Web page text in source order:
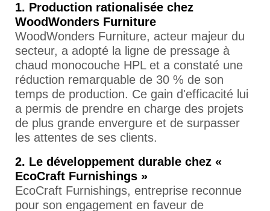
1. Production rationalisée chez
WoodWonders Furniture
WoodWonders Furniture, acteur majeur du
secteur, a adopté la ligne de pressage à
chaud monocouche HPL et a constaté une
réduction remarquable de 30 % de son
temps de production. Ce gain d'efficacité lui
a permis de prendre en charge des projets
de plus grande envergure et de surpasser
les attentes de ses clients.
2. Le développement durable chez «
EcoCraft Furnishings »
EcoCraft Furnishings, entreprise reconnue
pour son engagement en faveur de